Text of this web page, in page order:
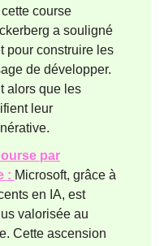
course
a souligné
pour construire les
de développer.
alors que les
leur
par
: Microsoft, grâce à
en IA, est
valorisée au
Cette ascension